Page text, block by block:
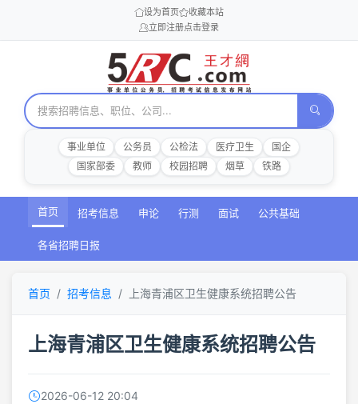
设为首页
收藏本站
立即注册点击登录
事业单位 公务员 公检法 医疗卫生
国企
国家部委
教师 校园招聘 烟草 铁路
首页 招考信息 申论 行测 面试 公共基础
各省招聘日报
首页 招考信息 上海青浦区卫生健康系统招聘公告
上海青浦区卫生健康系统招聘公告
2026-06-12 20:04